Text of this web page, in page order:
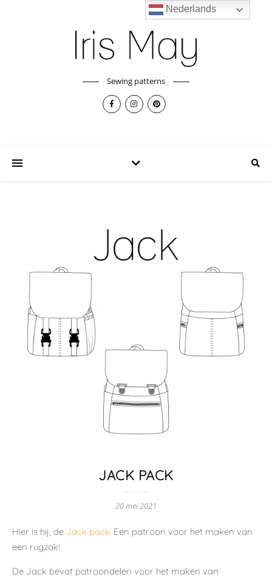
Sewing patterns
JACK PACK
20 mei 2021
Hier is hij, de Jack pack. Een patroon voor het maken van
een rugzak!
De Jack bevat patroondelen voor het maken van
Nederlands